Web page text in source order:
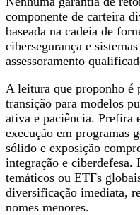
componente de carteira
baseada na cadeia de
cibersegurança e
assessoramento
A leitura que proponho é
transição para modelos
ativa e paciência. Prefira
execução em programas
sólido e exposição
integração e ciberdefesa.
temáticos ou ETFs
diversificação imediata,
nomes menores.